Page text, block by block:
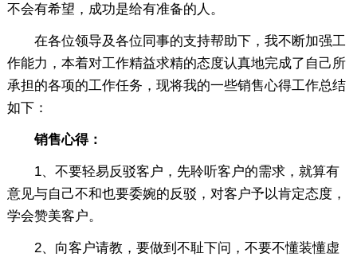
不会有希望，成功是给有准备的人。
在各位领导及各位同事的支持帮助下，我不断加强工
作能力，本着对工作精益求精的态度认真地完成了自己所
承担的各项的工作任务，现将我的一些销售心得工作总结
如下：
销售心得：
1、不要轻易反驳客户，先聆听客户的需求，就算有
意见与自己不和也要委婉的反驳，对客户予以肯定态度，
学会赞美客户。
2、向客户请教，要做到不耻下问，不要不懂装懂虚